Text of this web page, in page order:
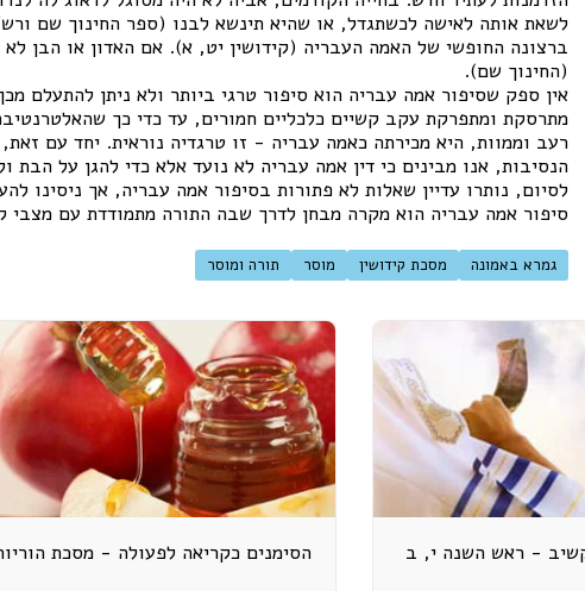
לשאת אותה לאישה לכשתגדל, או שהיא תינשא לבנו (ספר החינוך שם
ברצונה החופשי של האמה העבריה (קידושין יט, א). אם האדון או הבן לא
(החינוך שם).
אין ספק שסיפור אמה עבריה הוא סיפור טרגי ביותר ולא ניתן להתעלם
מתרסקת ומתפרקת עקב קשיים כלכליים חמורים, עד כדי כך
רעב וממוות, היא מכירתה כאמה עבריה - זו טרגדיה נוראית. יחד עם
הנסיבות, אנו מבינים כי דין אמה עבריה לא נועד אלא כדי להגן על הבת
לסיום, נותרו עדיין שאלות לא פתורות בסיפור אמה עבריה, אך ניסינו
סיפור אמה עבריה הוא מקרה מבחן לדרך שבה התורה מתמודדת עם מצבי
גמרא באמונה מסכת קידושין מוסר תורה ומוסר
- ראש השנה י, ב הסימנים כקריאה לפעולה - מסכת